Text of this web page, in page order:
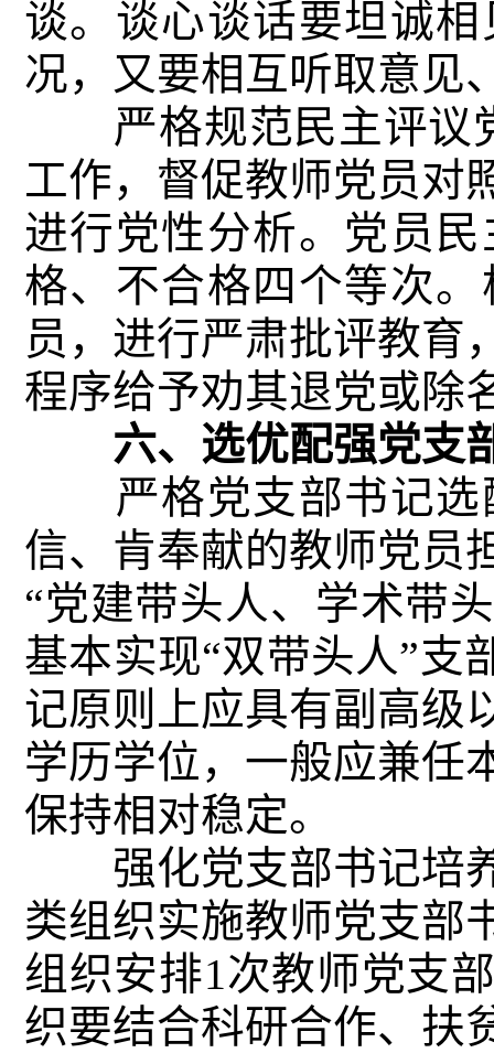
谈。谈心谈话要坦诚
况，又要相互听取意见
严格规范民主评议党
工作，督促教师党员对
进行党性分析。党员
格、不合格四个等次
员，进行严肃批评教育
程序给予劝其退党或除
六、选优配强党支
严格党支部书记选
信、肯奉献的教师党员
“党建带头人、学术带
基本实现“双带头人”支
记原则上应具有副高级
学历学位，一般应兼任
保持相对稳定。
强化党支部书记培养
类组织实施教师党支部
组织安排1次教师党支
织要结合科研合作、扶